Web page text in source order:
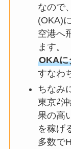
なので
(OKA)
空港へ
ます。
OKAに
すなわ
ちなみ
東京⇄
果の高
を稼げ
多数で